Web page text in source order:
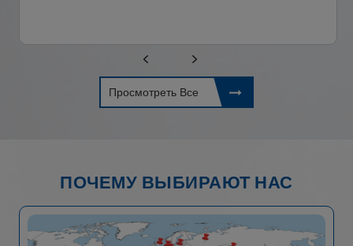
Просмотреть Все
ПОЧЕМУ ВЫБИРАЮТ НАС